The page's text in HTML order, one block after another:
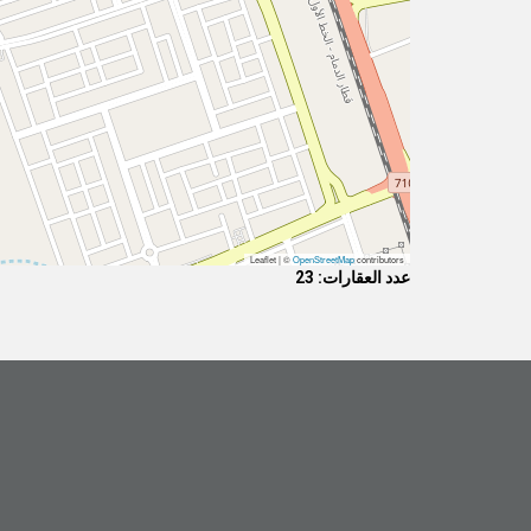
Leaflet | ©OpenStreetMapcontributors
عدد العقارات: 23